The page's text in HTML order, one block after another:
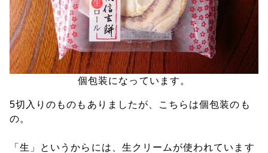
個包装になっています。
5切入りのものもありましたが、こちらは個包装のも
の。
「生」というからには、生クリームが使われています